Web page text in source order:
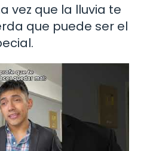
vez que la lluvia te
que puede ser el